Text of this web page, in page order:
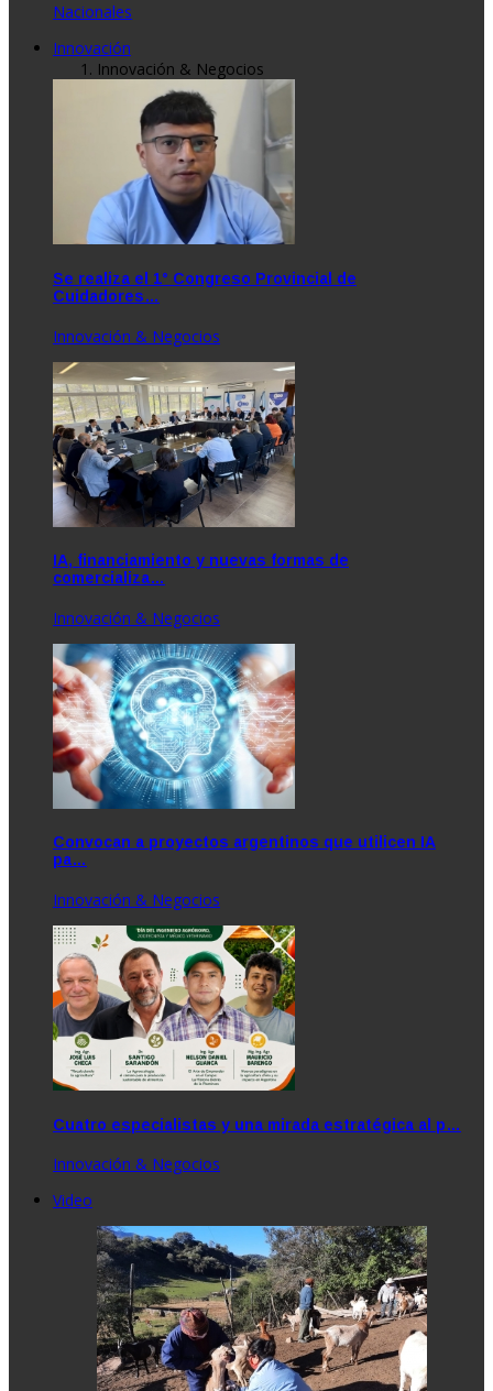
Nacionales
Innovación
Innovación & Negocios
Se realiza el 1° Congreso Provincial de
Cuidadores…
Innovación & Negocios
IA, financiamiento y nuevas formas de
comercializa…
Innovación & Negocios
Convocan a proyectos argentinos que utilicen IA
pa…
Innovación & Negocios
Cuatro especialistas y una mirada estratégica al p…
Innovación & Negocios
Video